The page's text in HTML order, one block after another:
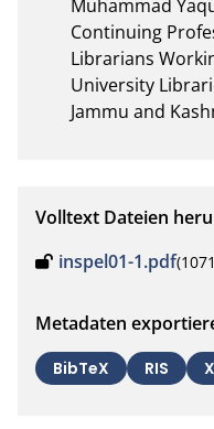
Muhammad
Continuing
Librarians
University
Jammu and
Volltext Dateien
inspel01-1.pdf
Metadaten
BibTeX RIS